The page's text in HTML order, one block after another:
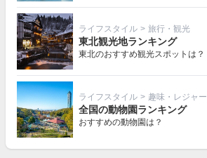
ライフスタイル > 旅行・観光
東北観光地ランキング
東北のおすすめ観光スポットは？
ライフスタイル > 趣味・レジャー
全国の動物園ランキング
おすすめの動物園は？